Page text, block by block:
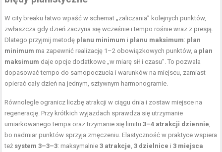
W city breaku łatwo wpaść w schemat „zaliczania” kolejnych punktów,
zwłaszcza gdy dzień zaczyna się wcześnie i tempo rośnie wraz z presją.
Dlatego przyjmij metodę planu minimum i planu maksimum: plan
minimum ma zapewnić realizację 1–2 obowiązkowych punktów, a plan
maksimum daje opcje dodatkowe „w miarę sił i czasu”. To pozwala
dopasować tempo do samopoczucia i warunków na miejscu, zamiast
opierać cały dzień na jednym, sztywnym harmonogramie.
Równolegle ogranicz liczbę atrakcji w ciągu dnia i zostaw miejsce na
regenerację. Przy krótkich wyjazdach sprawdza się utrzymanie
umiarkowanego tempa oraz trzymanie się limitu3–4 atrakcji dziennie
bo nadmiar punktów sprzyja zmęczeniu. Elastyczność w praktyce wspiera
też system 3–3–3: maksymalnie3 atrakcje ,3 dzielnice i3 miejsca